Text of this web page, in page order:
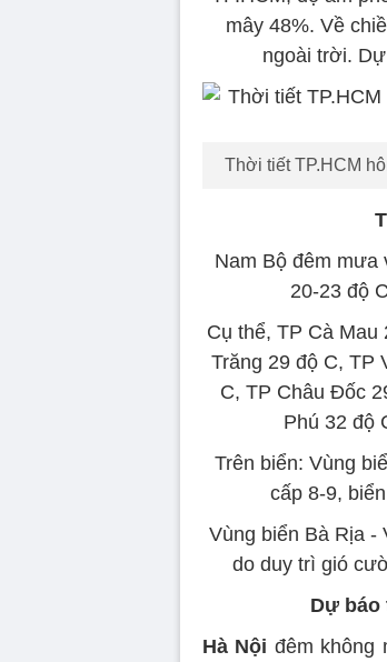
mây 48%. Về
ngoài trời.
Thời tiết TP.HCM
Nam Bộ đêm mưa
20-23 độ
Cụ thể, TP Cà Mau
Trăng 29 độ C, TP
C, TP Châu Đốc
Phú 32 độ
Trên biển: Vùng
cấp 8-9,
Vùng biển Bà Rịa -
do duy trì gió
Dự báo
Hà Nội đêm không